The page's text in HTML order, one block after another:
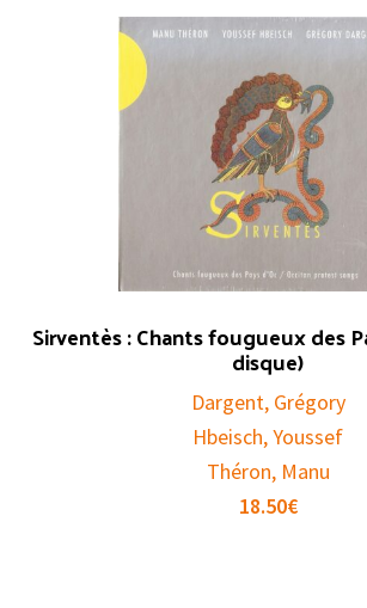
Sirventès : Chants fougueux des
disque)
Dargent, Grégory
Hbeisch, Youssef
Théron, Manu
18.50€